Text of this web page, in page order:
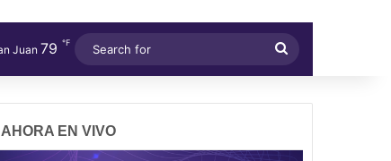
Juan 79 ℉
for
AHORA EN VIVO